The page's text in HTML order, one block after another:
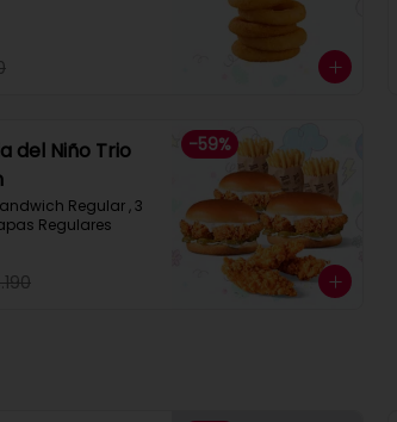
-59%
del Niño Trio
Regular , 3
Regulares